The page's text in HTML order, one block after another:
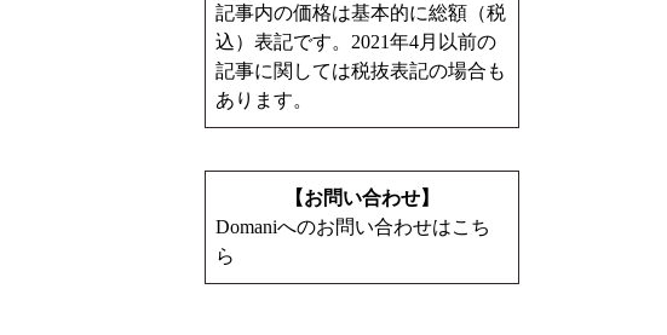
記事内の価格は基本的に総額（税
込）表記です。2021年4月以前の
記事に関しては税抜表記の場合も
あります。
【お問い合わせ】
Domaniへのお問い合わせはこち
ら